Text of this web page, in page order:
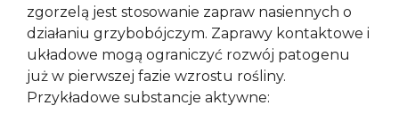
zgorzelą jest stosowanie zapraw nasiennych o
działaniu grzybobójczym. Zaprawy kontaktowe i
układowe mogą ograniczyć rozwój patogenu
już w pierwszej fazie wzrostu rośliny.
Przykładowe substancje aktywne: